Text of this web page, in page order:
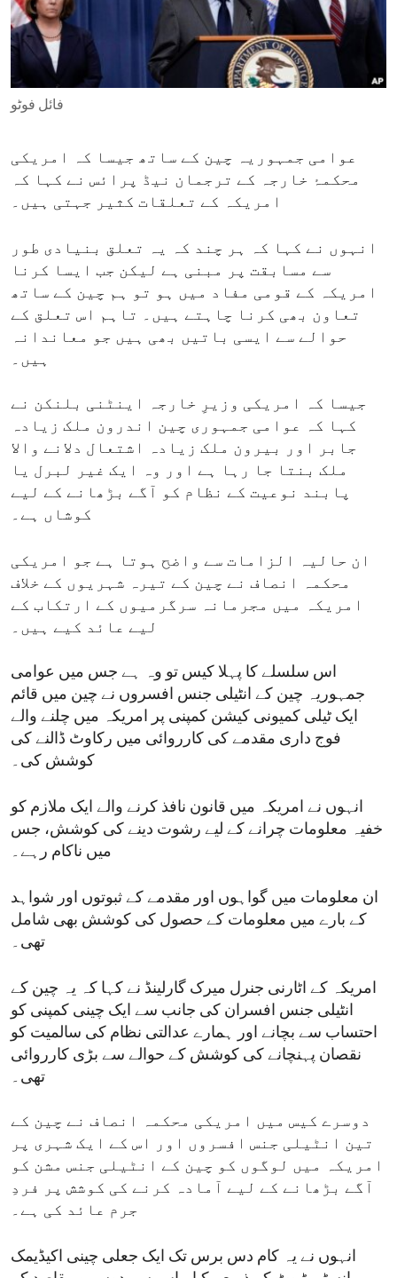
ENVIRONMENT AND HEALTH
IDEALS AND INSTITUTIONS
فائل فوٹو
عوامی جمہوریہ چین کے ساتھ جیسا کہ امریکی
محکمۂ خارجہ کے ترجمان نیڈ پرائس نے کہا کہ
امریکہ کے تعلقات کثیر جہتی ہیں۔
انہوں نے کہا کہ ہر چند کہ یہ تعلق بنیادی طور
سے مسابقت پر مبنی ہے لیکن جب ایسا کرنا
امریکہ کے قومی مفاد میں ہو تو ہم چین کے ساتھ
تعاون بھی کرنا چاہتے ہیں۔ تاہم اس تعلق کے
حوالے سے ایسی باتیں بھی ہیں جو معاندانہ
ہیں۔
جیسا کہ امریکی وزیرِ خارجہ اینٹنی بلنکن نے
کہا کہ عوامی جمہوری چین اندرون ملک زیادہ
جابر اور بیرون ملک زیادہ اشتعال دلانے والا
ملک بنتا جا رہا ہے اور وہ ایک غیر لبرل یا
پابند نوعیت کے نظام کو آگے بڑھانے کے لیے
کوشاں ہے۔
ان حالیہ الزامات سے واضح ہوتا ہے جو امریکی
محکمہ انصاف نے چین کے تیرہ شہریوں کے خلاف
امریکہ میں مجرمانہ سرگرمیوں کے ارتکاب کے
لیے عائد کیے ہیں۔
اس سلسلے کا پہلا کیس تو وہ ہے جس میں عوامی
جمہوریہ چین کے انٹیلی جنس افسروں نے چین میں قائم
ایک ٹیلی کمیونی کیشن کمپنی پر امریکہ میں چلنے والے
فوج داری مقدمے کی کارروائی میں رکاوٹ ڈالنے کی
کوشش کی۔
انہوں نے امریکہ میں قانون نافذ کرنے والے ایک ملازم کو
خفیہ معلومات چرانے کے لیے رشوت دینے کی کوشش، جس
میں ناکام رہے۔
ان معلومات میں گواہوں اور مقدمے کے ثبوتوں اور شواہد
کے بارے میں معلومات کے حصول کی کوشش بھی شامل
تھی۔
امریکہ کے اٹارنی جنرل میرک گارلینڈ نے کہا کہ یہ چین کے
انٹیلی جنس افسران کی جانب سے ایک چینی کمپنی کو
احتساب سے بچانے اور ہمارے عدالتی نظام کی سالمیت کو
نقصان پہنچانے کی کوشش کے حوالے سے بڑی کارروائی
تھی۔
دوسرے کیس میں امریکی محکمہ انصاف نے چین کے
تین انٹیلی جنس افسروں اور اس کے ایک شہری پر
امریکہ میں لوگوں کو چین کے انٹیلی جنس مشن کو
آگے بڑھانے کے لیے آمادہ کرنے کی کوشش پر فردِ
جرم عائد کی ہے۔
انہوں نے یہ کام دس برس تک ایک جعلی چینی اکیڈیمک